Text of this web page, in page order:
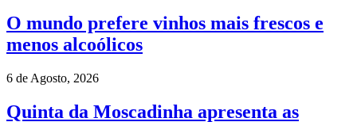
O mundo prefere vinhos mais frescos e
menos alcoólicos
6 de Agosto, 2026
Quinta da Moscadinha apresenta as